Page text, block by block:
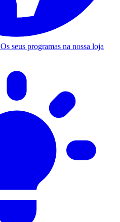
Os seus programas na nossa loja